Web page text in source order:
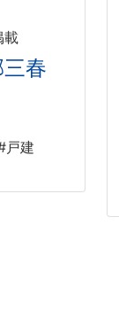
載
春
戸建